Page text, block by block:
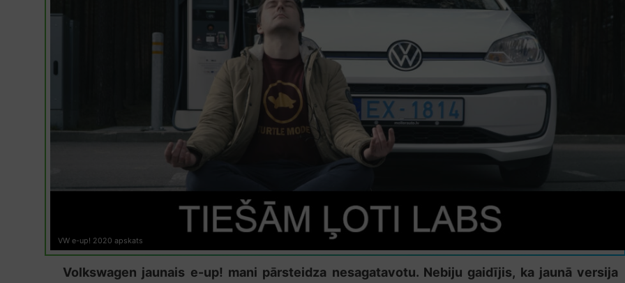
VW e-up! 2020 apskats
Volkswagen jaunais e-up! mani pārsteidza nesagatavotu. Nebiju gaidījis, ka jaunā versija